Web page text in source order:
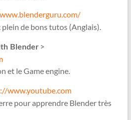
plein de bons tutos (Anglais).
Blender>
et le Game engine.
www.youtube.com
pour apprendre Blender très